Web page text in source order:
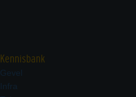
Kennisbank
Gevel
Infra